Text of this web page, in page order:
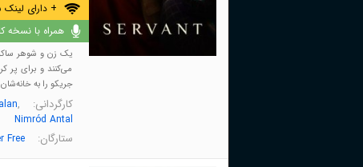
+ دارای
همراه با نسخه
یک زن و شوهر ساکن
می‌کنند و برای پر
جریکو را به
کارگردانی: ,
Nimród Antal
ستارگان:Free